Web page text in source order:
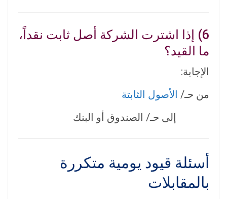
6) إذا اشترت الشركة أصل ثابت نقداً،
ما القيد؟
الإجابة:
من حـ/ الأصول الثابتة
إلى حـ/ الصندوق أو البنك
أسئلة قيود يومية متكررة
بالمقابلات